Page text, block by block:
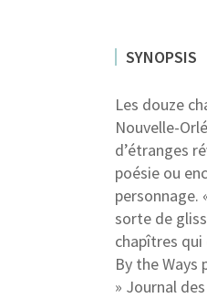
SYNOPSIS
Les douze
Nouvelle-
d’étranges
poésie ou
personnage.
sorte de
chapîtres qui
By the Ways
» Journal